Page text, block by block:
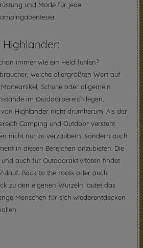
und Mode für jede
Highlander:
immer wie ein Held fühlen?
welche allergrößten Wert auf
Schuhe oder allgemein
im Outdoorbereich legen,
Highlander nicht drumherum. Als der
Camping und Outdoor versteht
nicht nur zu verzaubern, sondern auch
in diesen Bereichen anzubieten. Die
auch für Outdooraktivitäten findet
Back to the roots oder auch
zu den eigenen Wurzeln lautet das
Menschen für sich wiederentdecken